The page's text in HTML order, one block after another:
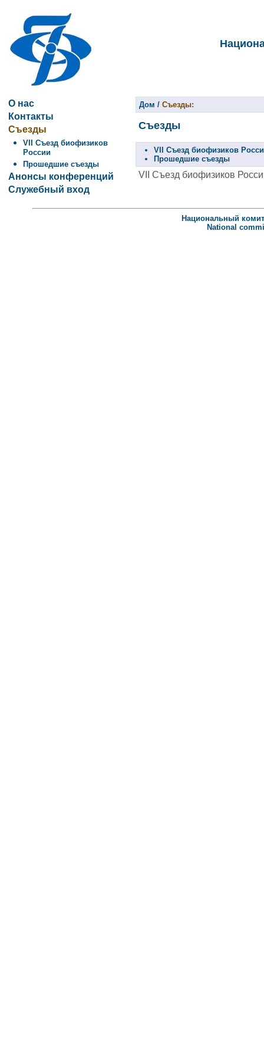
О нас
Контакты
Съезды
VII Съезд биофизиков
России
Прошедшие съезды
Анонсы конференций
Служебный вход
Дом / Съезды:
Съезды
VII Съезд биофизиков
Прошедшие съезды
VII Съезд биофизиков
Национальный
National